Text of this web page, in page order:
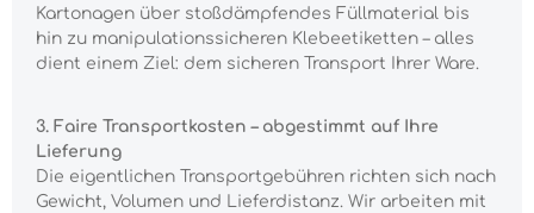
Kartonagen über stoßdämpfendes Füllmaterial bis
hin zu manipulationssicheren Klebeetiketten – alles
dient einem Ziel: dem sicheren Transport Ihrer Ware.
3. Faire Transportkosten – abgestimmt auf Ihre
Lieferung
Die eigentlichen Transportgebühren richten sich nach
Gewicht, Volumen und Lieferdistanz. Wir arbeiten mit